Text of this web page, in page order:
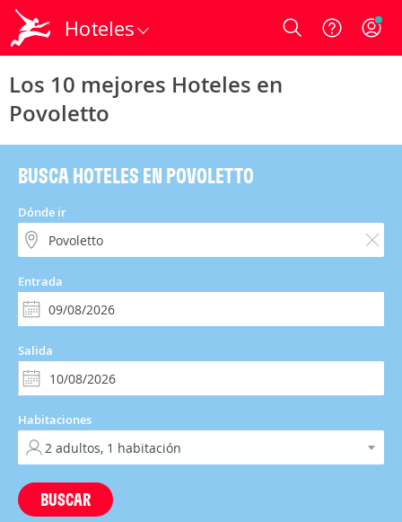
Hoteles Login
Los 10 mejores Hoteles en
Povoletto
BUSCA HOTELES EN POVOLETTO
Dónde ir
Entrada
Salida
Habitaciones
BUSCAR